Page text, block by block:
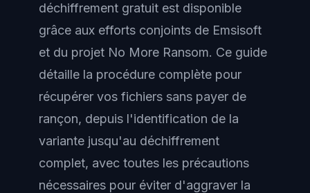
déchiffrement gratuit est disponible
grâce aux efforts conjoints de Emsisoft
et du projet No More Ransom. Ce guide
détaille la procédure complète pour
récupérer vos fichiers sans payer de
rançon, depuis l'identification de la
variante jusqu'au déchiffrement
complet, avec toutes les précautions
nécessaires pour éviter d'aggraver la